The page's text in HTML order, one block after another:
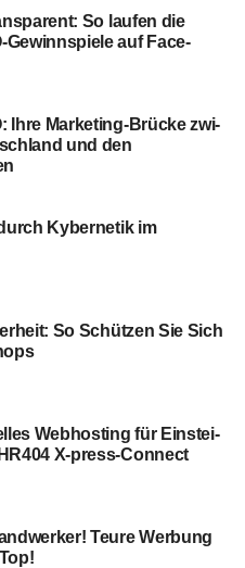
So lau­fen die
Gewinn­spie­le auf Face­
Ihre Mar­ke­ting-Brü­cke zwi­
und den
Kyber­ne­tik im
So Schüt­zen Sie Sich
Web­hos­ting für Ein­stei­
X‑press-Con­nect
Teu­re Wer­bung